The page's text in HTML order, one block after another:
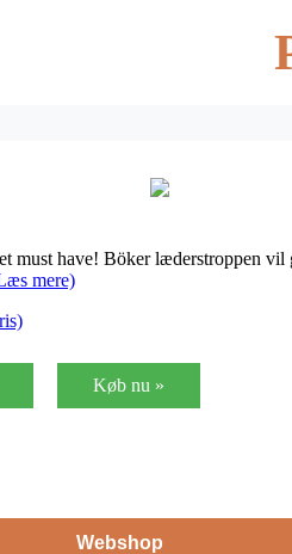
must have! Böker læderstroppen
mere)
Køb nu »
Webshop